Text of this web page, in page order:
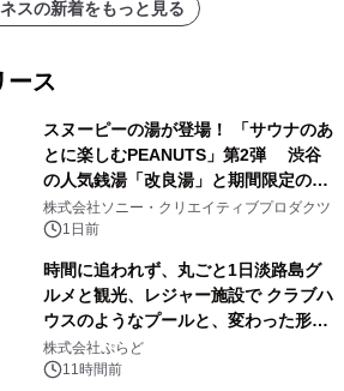
スの新着をもっと見る
ース
スヌーピーの湯が登場！ 「サウナのあ
とに楽しむPEANUTS」第2弾 渋谷
の人気銭湯「改良湯」と期間限定のコ
ラボレーション サウナイキタイコラ
ボグッズも発売決定！
株式会社ソニー・クリエイティブプロダクツ
1日前
時間に追われず、丸ごと1日淡路島グ
ルメと観光、レジャー施設で クラブハ
ウスのようなプールと、変わった形の
サウナも 「THE BOXY AWAJI」のお
得な素泊まり連泊プランで
株式会社ぷらど
11時間前